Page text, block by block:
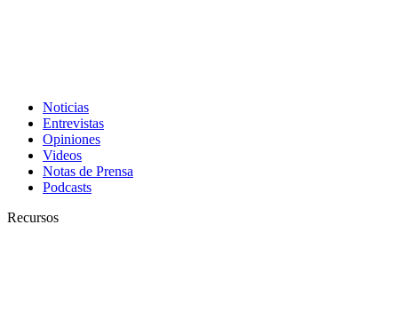
Noticias
Entrevistas
Opiniones
Videos
Notas de Prensa
Podcasts
Recursos